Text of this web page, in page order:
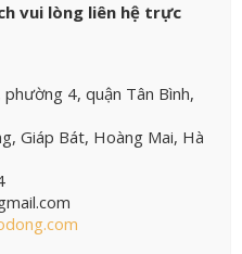
vui lòng liên hệ trực
4, quận Tân Bình,
Giáp Bát, Hoàng Mai, Hà